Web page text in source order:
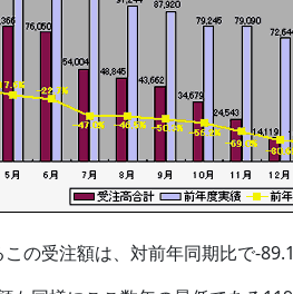
の受注額は、対前年同期比で-